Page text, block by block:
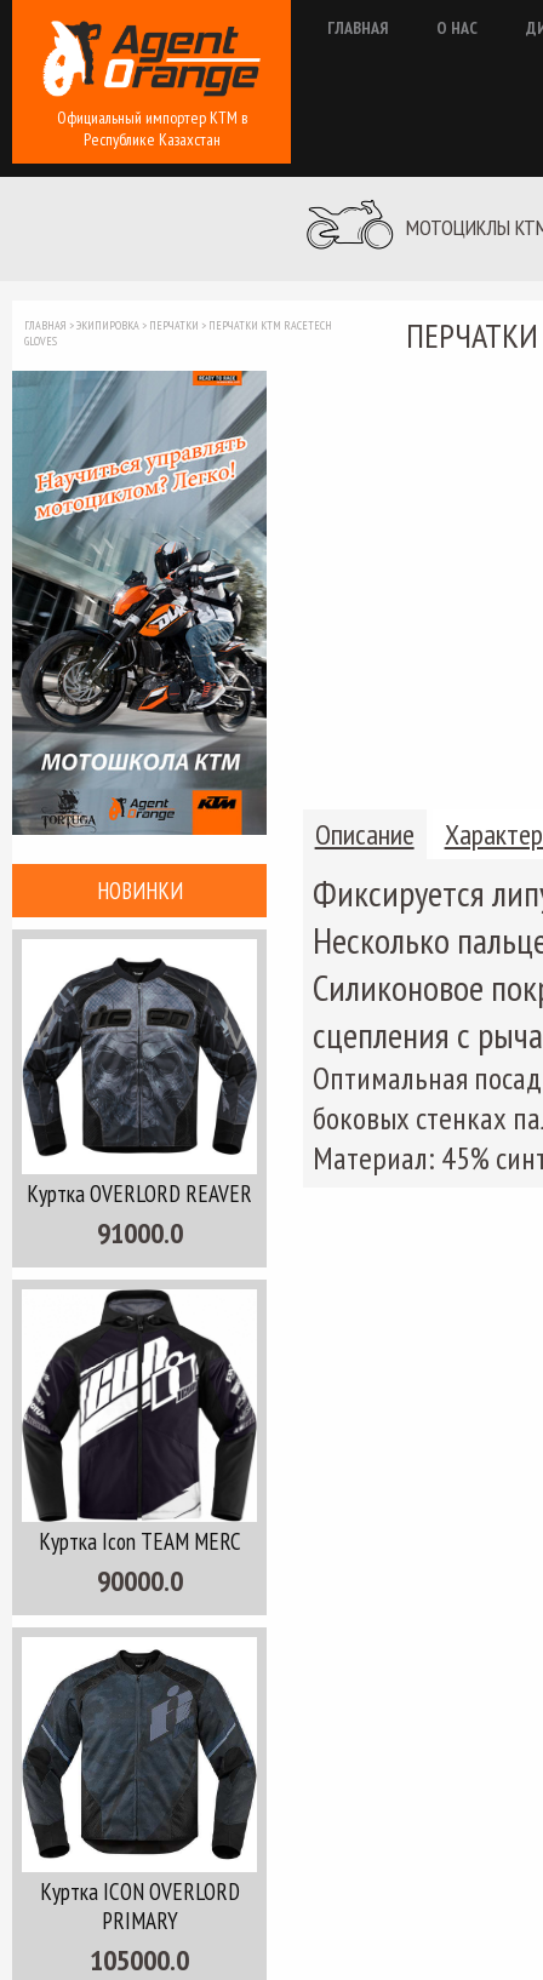
Официальный импортер КТМ в
Республике Казахстан
ГЛАВНАЯ О НАС
МОТОЦИКЛЫ
НОВИНКИ
Куртка OVERLORD REAVER
91000.0
Куртка Icon TEAM MERC
90000.0
Куртка ICON OVERLORD
PRIMARY
105000.0
ГЛАВНАЯ >ЭКИПИРОВКА > ПЕРЧАТКИ > ПЕРЧАТКИ КТМ RACETECH
GLOVES
ПЕРЧАТКИ
Описание
Фиксируется
Несколько
Силиконовое
сцепления с
Оптимальная
боковых стенках
Материал: 45%